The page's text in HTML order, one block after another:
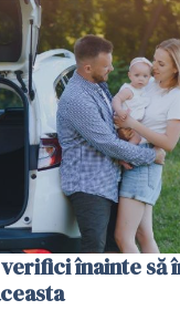
înainte să